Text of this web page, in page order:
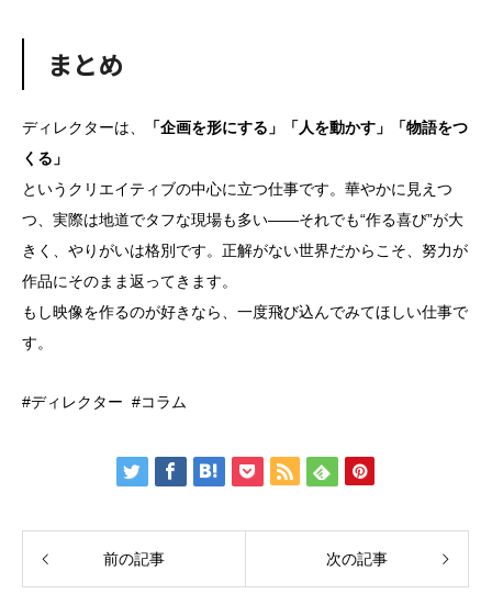
まとめ
ディレクターは、
「企画を形にする」「人を動かす」「物語をつ
くる」
というクリエイティブの中心に立つ仕事です。華やかに見えつ
つ、実際は地道でタフな現場も多い――それでも“作る喜び”が大
きく、やりがいは格別です。正解がない世界だからこそ、努力が
作品にそのまま返ってきます。
もし映像を作るのが好きなら、一度飛び込んでみてほしい仕事で
す。
ディレクター コラム
前の記事 次の記事